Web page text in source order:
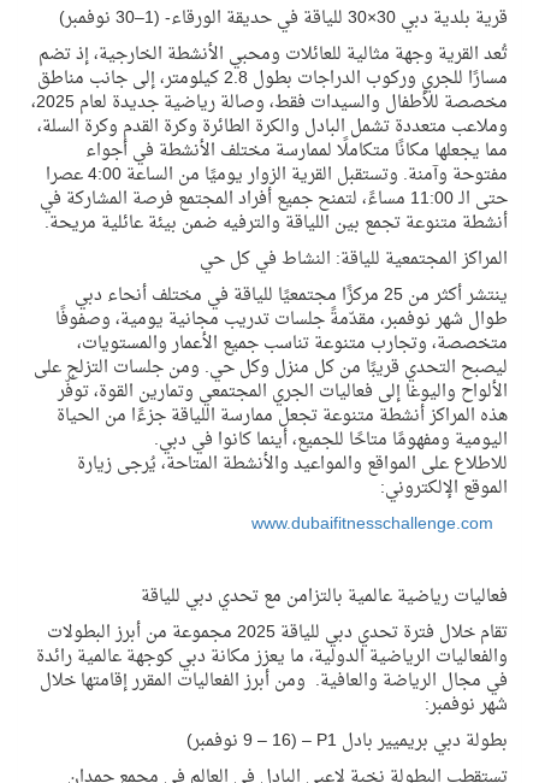
قرية بلدية دبي 30×30 للياقة في حديقة الورقاء- (1–30 نوفمبر)
تُعد القرية وجهة مثالية للعائلات ومحبي الأنشطة الخارجية، إذ تضم
مسارًا للجري وركوب الدراجات بطول 2.8 كيلومتر، إلى جانب مناطق
مخصصة للأطفال والسيدات فقط، وصالة رياضية جديدة لعام 2025،
وملاعب متعددة تشمل البادل والكرة الطائرة وكرة القدم وكرة السلة،
مما يجعلها مكانًا متكاملًا لممارسة مختلف الأنشطة في أجواء
مفتوحة وآمنة. وتستقبل القرية الزوار يوميًا من الساعة 4:00 عصرا
حتى الـ 11:00 مساءً، لتمنح جميع أفراد المجتمع فرصة المشاركة في
أنشطة متنوعة تجمع بين اللياقة والترفيه ضمن بيئة عائلية مريحة.
المراكز المجتمعية للياقة: النشاط في كل حي
ينتشر أكثر من 25 مركزًا مجتمعيًا للياقة في مختلف أنحاء دبي
طوال شهر نوفمبر، مقدّمةً جلسات تدريب مجانية يومية، وصفوفًا
متخصصة، وتجارب متنوعة تناسب جميع الأعمار والمستويات،
ليصبح التحدي قريبًا من كل منزل وكل حي. ومن جلسات التزلج على
الألواح واليوغا إلى فعاليات الجري المجتمعي وتمارين القوة، توفّر
هذه المراكز أنشطة متنوعة تجعل ممارسة اللياقة جزءًا من الحياة
اليومية ومفهومًا متاحًا للجميع، أينما كانوا في دبي.
للاطلاع على المواقع والمواعيد والأنشطة المتاحة، يُرجى زيارة
الموقع الإلكتروني:
www.dubaifitnesschallenge.com
فعاليات رياضية عالمية بالتزامن مع تحدي دبي للياقة
تقام خلال فترة تحدي دبي للياقة 2025 مجموعة من أبرز البطولات
والفعاليات الرياضية الدولية، ما يعزز مكانة دبي كوجهة عالمية رائدة
في مجال الرياضة والعافية. ومن أبرز الفعاليات المقرر إقامتها خلال
شهر نوفمبر:
بطولة دبي بريميير بادل P1
– (
9 – 16نوفمبر)